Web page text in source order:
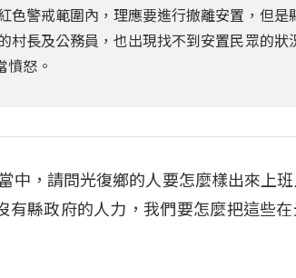
色警戒範圍內，理應要進行撤離安置，但是
村長及公務員，也出現找不到安置民眾的狀
憤怒。
中，請問光復鄉的人要怎麼樣出來上
縣政府的人力，我們要怎麼把這些